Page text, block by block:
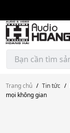
content
Tìm
kiếm:
Trang chủ / Tin tức /
mọi không gian